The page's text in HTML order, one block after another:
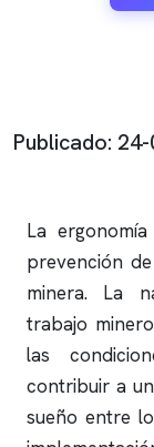
Publicado:
La
prevención
minera. La
trabajo
las
contribuir a
sueño entre